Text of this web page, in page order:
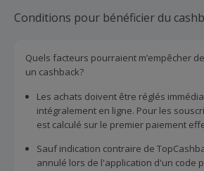
notre concept, 14 huiles essentielles
pour créer des synergies uniques :
Conditions pour bénéficier du
Quels facteurs pourraient m’empêcher
un cashback?
Les achats doivent être réglés
intégralement en ligne. Pour les
est calculé sur le premier paiement
Sauf indication contraire de
annulé lors de l'application d'un code